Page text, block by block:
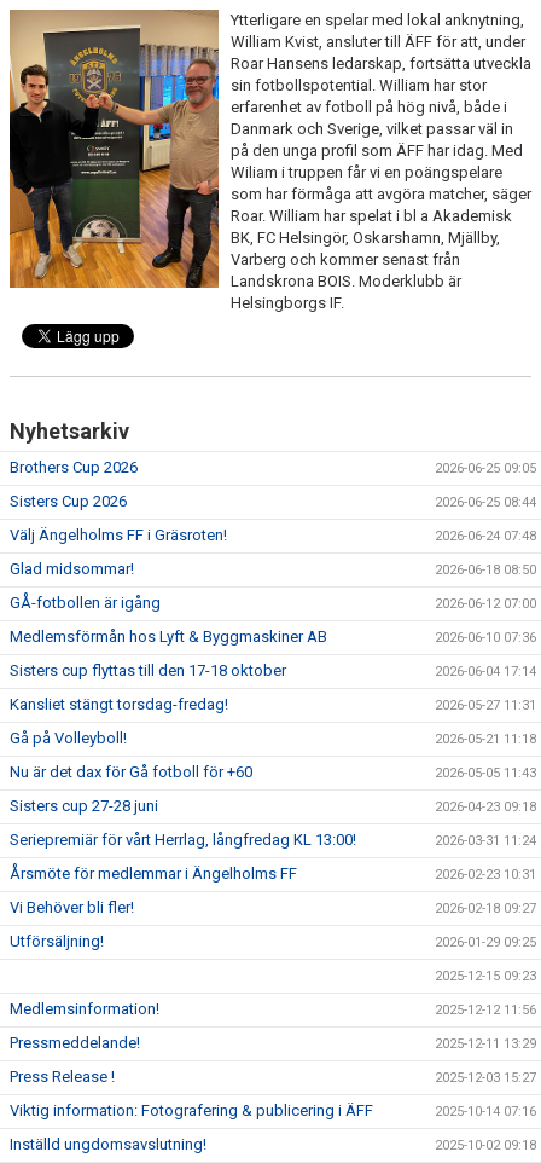
MEDLEMS OCH TRÄNINGSAVGIFTER
Ytterligare en spelar med lokal anknytning,
William Kvist, ansluter till ÄFF för att, under
Roar Hansens ledarskap, fortsätta utveckla
sin fotbollspotential. William har stor
erfarenhet av fotboll på hög nivå, både i
Danmark och Sverige, vilket passar väl in
på den unga profil som ÄFF har idag. Med
Wiliam i truppen får vi en poängspelare
som har förmåga att avgöra matcher, säger
Roar. William har spelat i bl a Akademisk
BK, FC Helsingör, Oskarshamn, Mjällby,
Varberg och kommer senast från
Landskrona BOIS. Moderklubb är
Helsingborgs IF.
Nyhetsarkiv
Brothers Cup 2026 2026-06-25 09:05
Sisters Cup 2026 2026-06-25 08:44
Välj Ängelholms FF i Gräsroten! 2026-06-24 07:48
Glad midsommar! 2026-06-18 08:50
GÅ-fotbollen är igång 2026-06-12 07:00
Medlemsförmån hos Lyft & Byggmaskiner AB 2026-06-10 07:36
Sisters cup flyttas till den 17-18 oktober 2026-06-04 17:14
Kansliet stängt torsdag-fredag! 2026-05-27 11:31
Gå på Volleyboll! 2026-05-21 11:18
Nu är det dax för Gå fotboll för +60 2026-05-05 11:43
Sisters cup 27-28 juni 2026-04-23 09:18
Seriepremiär för vårt Herrlag, långfredag KL 13:00! 2026-03-31 11:24
Årsmöte för medlemmar i Ängelholms FF 2026-02-23 10:31
Vi Behöver bli fler! 2026-02-18 09:27
Utförsäljning! 2026-01-29 09:25
2025-12-15 09:23
Medlemsinformation! 2025-12-12 11:56
Pressmeddelande! 2025-12-11 13:29
Press Release ! 2025-12-03 15:27
Viktig information: Fotografering & publicering i ÄFF 2025-10-14 07:16
Inställd ungdomsavslutning! 2025-10-02 09:18